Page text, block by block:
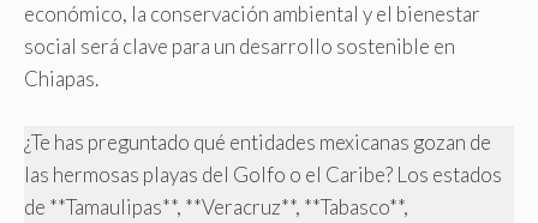
económico, la conservación ambiental y el bienestar
social será clave para un desarrollo sostenible en
Chiapas.
¿Te has preguntado qué entidades mexicanas gozan de
las hermosas playas del Golfo o el Caribe? Los estados
de **Tamaulipas**, **Veracruz**, **Tabasco**,